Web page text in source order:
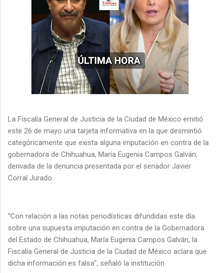
La Fiscalía General de Justicia de la Ciudad de México emitió
este 26 de mayo una tarjeta informativa en la que desmintió
categóricamente que exista alguna imputación en contra de la
gobernadora de Chihuahua, María Eugenia Campos Galván,
derivada de la denuncia presentada por el senador Javier
Corral Jurado.
“Con relación a las notas periodísticas difundidas este día
sobre una supuesta imputación en contra de la Gobernadora
del Estado de Chihuahua, María Eugenia Campos Galván, la
Fiscalía General de Justicia de la Ciudad de México aclara que
dicha información es falsa”, señaló la institución.